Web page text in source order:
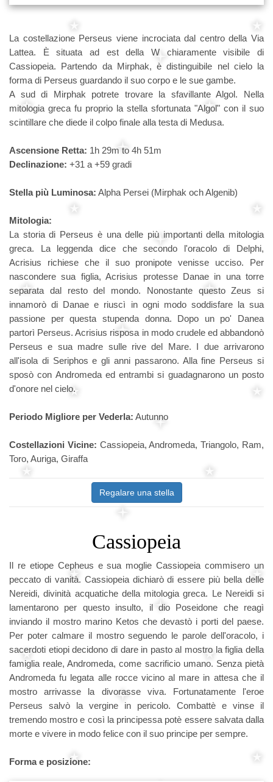
La costellazione Perseus viene incrociata dal centro della Via
Lattea. È situata ad est della W chiaramente visibile di
Cassiopeia. Partendo da Mirphak, è distinguibile nel cielo la
forma di Perseus guardando il suo corpo e le sue gambe.
A sud di Mirphak potrete trovare la sfavillante Algol. Nella
mitologia greca fu proprio la stella sfortunata "Algol" con il suo
scintillare che diede il colpo finale alla testa di Medusa.
Ascensione Retta: 1h 29m to 4h 51m
Declinazione: +31 a +59 gradi
Stella più Luminosa: Alpha Persei (Mirphak och Algenib)
Mitologia:
La storia di Perseus è una delle più importanti della mitologia
greca. La leggenda dice che secondo l'oracolo di Delphi,
Acrisius richiese che il suo pronipote venisse ucciso. Per
nascondere sua figlia, Acrisius protesse Danae in una torre
separata dal resto del mondo. Nonostante questo Zeus si
innamorò di Danae e riuscì in ogni modo soddisfare la sua
passione per questa stupenda donna. Dopo un po' Danea
partorì Perseus. Acrisius risposa in modo crudele ed abbandonò
Perseus e sua madre sulle rive del Mare. I due arrivarono
all'isola di Seriphos e gli anni passarono. Alla fine Perseus si
sposò con Andromeda ed entrambi si guadagnarono un posto
d'onore nel cielo.
Periodo Migliore per Vederla: Autunno
Costellazioni Vicine: Cassiopeia, Andromeda, Triangolo, Ram,
Toro, Auriga, Giraffa
Regalare una stella
Cassiopeia
Il re etiope Cepheus e sua moglie Cassiopeia commisero un
peccato di vanità. Cassiopeia dichiarò di essere più bella delle
Nereidi, divinità acquatiche della mitologia greca. Le Nereidi si
lamentarono per questo insulto, il dio Poseidone che reagì
inviando il mostro marino Ketos che devastò i porti del paese.
Per poter calmare il mostro seguendo le parole dell'oracolo, i
sacerdoti etiopi decidono di dare in pasto al mostro la figlia della
famiglia reale, Andromeda, come sacrificio umano. Senza pietà
Andromeda fu legata alle rocce vicino al mare in attesa che il
mostro arrivasse la divorasse viva. Fortunatamente l'eroe
Perseus salvò la vergine in pericolo. Combattè e vinse il
tremendo mostro e così la principessa potè essere salvata dalla
morte e vivere in modo felice con il suo principe per sempre.
Forma e posizione: